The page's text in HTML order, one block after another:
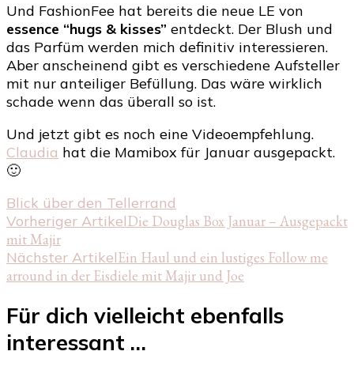
Und FashionFee hat bereits die neue LE von
essence “hugs & kisses” entdeckt. Der Blush und
das Parfüm werden mich definitiv interessieren.
Aber anscheinend gibt es verschiedene Aufsteller
mit nur anteiliger Befüllung. Das wäre wirklich
schade wenn das überall so ist.
Und jetzt gibt es noch eine Videoempfehlung.
Claudia hat die Mamibox für Januar ausgepackt.
🙂
Blick über den Tellerrand
Beitragsnavigation
Vorheriger ArtikelDie Douglas Box Januar – Ausgepackt
mit Majir
Nächster ArtikelEin Haul und ein lustiges Follow me
arround in der Eisdiele mit Majir und Joe
Für dich vielleicht ebenfalls
interessant …